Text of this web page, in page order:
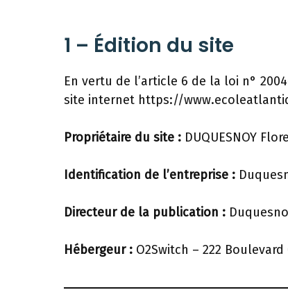
1 – Édition du site
En vertu de l’article 6 de la loi n°
site internet https://
Propriétaire du site : DUQUESNOY
Identification de l’entreprise :
Directeur de la publication :
Hébergeur : O2Switch – 222